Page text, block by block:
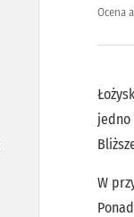
Ocena
jedno
W